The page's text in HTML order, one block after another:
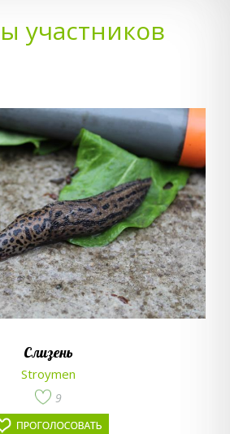
участников
Слизень
Stroymen
9